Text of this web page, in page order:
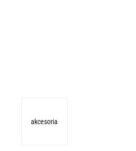
akcesoria